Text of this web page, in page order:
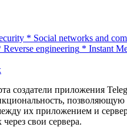
* Social networks and
Reverse engineering * Instant
создатели приложения
позволяющую
их приложением и
свои сервера.